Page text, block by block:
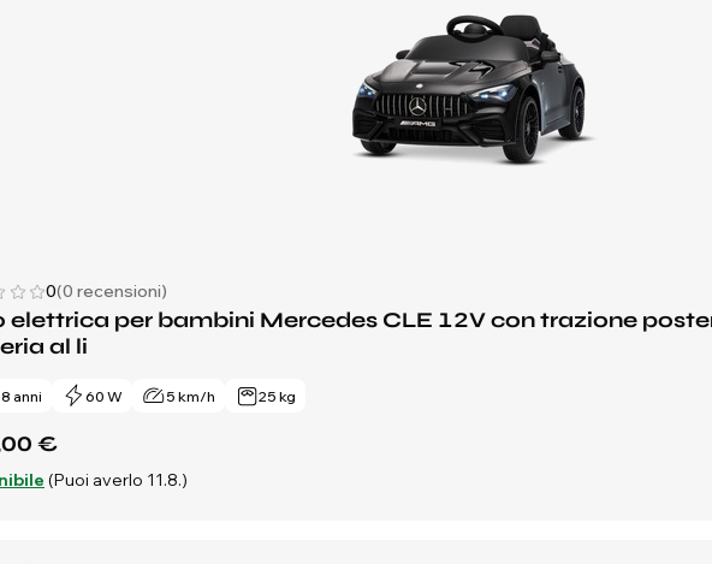
0(0 recensioni)
elettrica per bambini Mercedes CLE 12V con trazione
al li
8 anni 60 W 5 km/h 25 kg
€
(Puoi averlo 11.8.)